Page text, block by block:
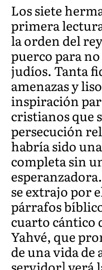
Los siete
primera
la orden del
puerco para
judíos. Tanta
amenazas y
inspiración
cristianos que
persecución
habría sido
completa sin
se extrajo por
párrafos
cuarto cántico
Yahvé, que
de una vida